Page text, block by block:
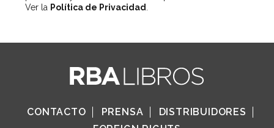
Ver la Política de Privacidad.
CONTACTO PRENSA
DISTRIBUIDORES